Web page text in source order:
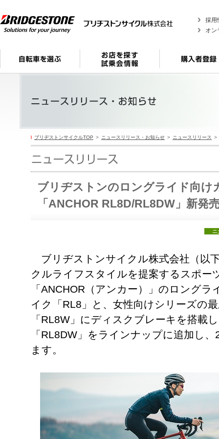
採用
オン
ブリヂストンサイクルTOP ニュースリリース・お知らせ ニュースリリース
ブリヂストンのロングライド向け
「ANCHOR RL8D/RL8DW」新発
ブリヂストンサイクル株式会社（以
クルライフスタイルを提案するスポー
「ANCHOR（アンカー）」のロング
イク「RL8」と、女性向けシリーズの
「RL8W」にディスクブレーキを搭載
「RL8DW」をラインナップに追加し
ます。